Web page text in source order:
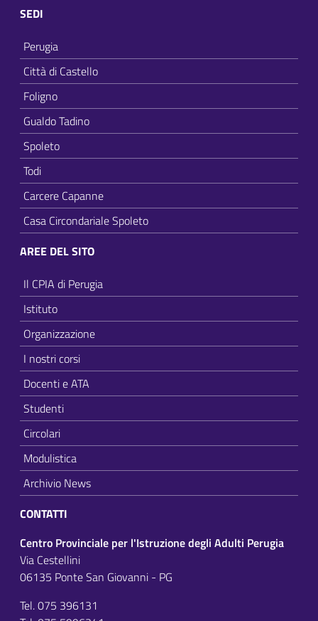
SEDI
Perugia
Città di Castello
Foligno
Gualdo Tadino
Spoleto
Todi
Carcere Capanne
Casa Circondariale Spoleto
AREE DEL SITO
Il CPIA di Perugia
Istituto
Organizzazione
I nostri corsi
Docenti e ATA
Studenti
Circolari
Modulistica
Archivio News
CONTATTI
Centro Provinciale per l'Istruzione degli Adulti Perugia
Via Cestellini
06135 Ponte San Giovanni - PG
Tel. 075 396131